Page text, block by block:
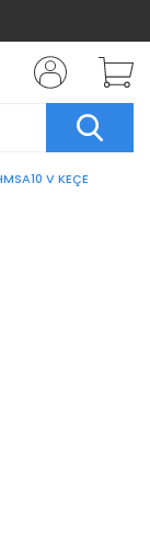
V KEÇE